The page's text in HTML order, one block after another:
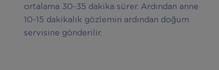
ortalama 30-35 dakika sürer. Ardından anne
10-15 dakikalık gözlemin ardından doğum
servisine gönderilir.